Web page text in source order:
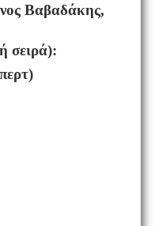
Βαβαδάκης,
σειρά):